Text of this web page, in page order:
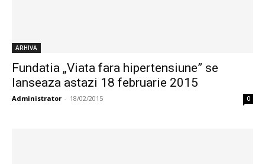
ARHIVA
Fundatia „Viata fara hipertensiune” se
lanseaza astazi 18 februarie 2015
Administrator - 18/02/2015 0